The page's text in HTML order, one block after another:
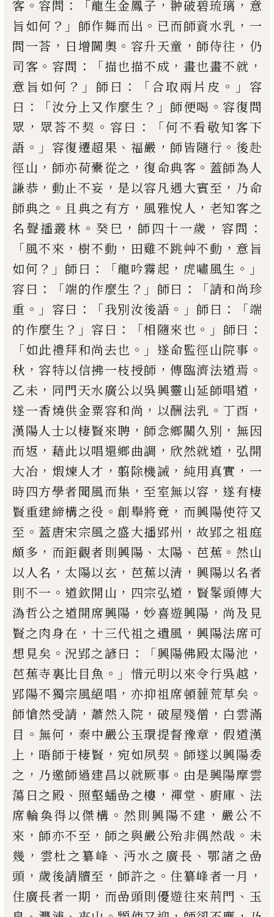
客 。 容問 ：「龍生金鳳子 ， 翀破碧琉璃 ， 意
旨如何 ？」 師作舞而出 。 已而師資水乳 ， 一
問一荅 ， 日增閫奧 。 容升天童 ， 師侍往 ， 仍
司客 。 容問 ：「描也描不成 ， 畫也畫不就 ，
意旨如何 ？」 師曰 ： 「合取兩片皮 。」 容
曰 ：「汝分上又作麼生 ？」 師便喝 。 容復問
眾 ， 眾荅不契 。 容曰 ：「何不看敬知客下
語 。」 容復遷超果 、 福嚴 ， 師皆隨行 。 後赴
徑山 ， 師亦荷橐從之 ，復命典客 。 蓋師為人
謙恭 ， 動止不妄 ， 是以容凡遇大賓至 ， 乃命
師典之 。 且典之有方 ， 風雅悅人 ， 老知客之
名聲播叢林 。 癸巳 ， 師四十一歲 ， 容問 ：
「風不來 ， 樹不動 ， 田雞不跳艸不動 ， 意旨
如何 ？」 師曰 ：「龍吟霧起 ， 虎嘯風生 。」
容曰 ：「端的作麼生 ？」 師曰 ：「請和尚珍
重 。」 容曰 ：「我別汝後語 。」 師曰 ： 「端
的作麼生 ？」 容曰 ：「相隨來也 。」 師曰 ：
「如此禮拜和尚去也 。」 遂命監徑山院事 。
秋 ， 容特以信拂一枝授師 ，傳臨濟法道焉 。
乙未 ， 同門天水廣公以吳興靈山延師唱道 ，
遂一香燒供金粟容和尚 ， 以酬法乳 。 丁酉 ，
漢陽人士以棲賢來聘 ， 師念鄉關久別 ， 無因
而返 ， 藉此以唱還鄉曲調 ， 欣然就道 ， 弘開
大冶 ， 煆煉人才 ，翦除機誡 ， 純用真實 ， 一
時四方學者聞風而集 ， 至室無以容 ， 遂有棲
賢重建締構之役 。創舉將竟 ， 而興陽使符又
至 。 蓋唐宋宗風之盛大播郢州 ，故郢之祖庭
頗多 ， 而鉅觀者則興陽 、 太陽 、 芭蕉 。 然山
以人名 ， 太陽以玄 ， 芭蕉以清 ，興陽以名者
則不一 。 道欽開山 ， 四宗弘道 ， 賢髼頭傳大
溈哲公之道開席興陽 ，妙喜遊興陽 ， 尚及見
賢之肉身在 ，十三代祖之遺風 ，興陽法席可
想見矣 。況郢之諺曰 ：「興陽佛殿太陽池 ，
芭蕉寺裏比目魚 。」 惜元明以來令行吳越 ，
郢陽不獨宗風絕唱 ， 亦抑祖席頓薶荒草矣 。
師愴然受請 ，蕭然入院 ， 破屋殘僧 ， 白雲滿
目 。 無何 ， 秦中嚴公玉環提督豫章 ， 假道漢
上 ， 晤師于棲賢 ， 宛如夙契 。 師遂以興陽委
之 ， 乃邀師過建昌以就厥事 。 由是興陽摩雲
蕩日之殿 、 照壑蟠嵒之樓 ， 禪堂 、 廚庫 、 法
席輪奐得以傑構 。 然則興陽不建 ， 嚴公不
來 ， 師亦不至 ， 師之與嚴公殆非偶然哉 。 未
幾 ， 雲杜之纂峰 、沔水之廣長 、鄂諸之嵒
頭 ， 歲後請牘至 ， 師許之 。 住纂峰者一月 ，
住廣長者一期 ， 而嵒頭則優遊往來荊門 、 玉